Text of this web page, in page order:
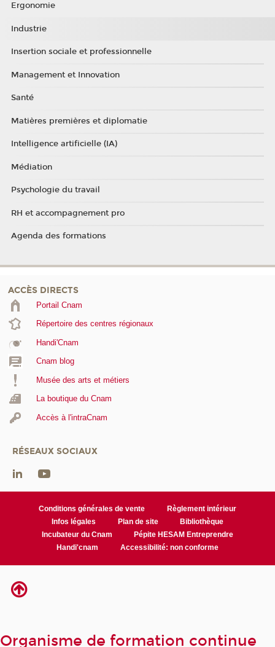
Ergonomie
Industrie
Insertion sociale et professionnelle
Management et Innovation
Santé
Matières premières et diplomatie
Intelligence artificielle (IA)
Médiation
Psychologie du travail
RH et accompagnement pro
Agenda des formations
ACCÈS DIRECTS
Portail Cnam
Répertoire des centres régionaux
Handi'Cnam
Cnam blog
Musée des arts et métiers
La boutique du Cnam
Accès à l'intraCnam
RÉSEAUX SOCIAUX
Conditions générales de vente
Règlement intérieur
Infos légales
Plan de site
Bibliothèque
Incubateur du Cnam
Pépite HESAM Entreprendre
Handi'cnam
Accessibilité: non conforme
Organisme de formation continue